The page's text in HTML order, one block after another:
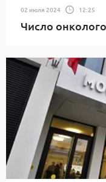
02 июля 2024 12:25
Число